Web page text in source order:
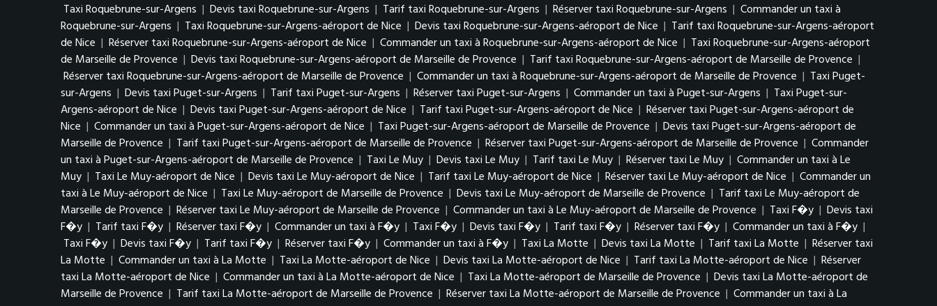
Taxi Roquebrune-sur-Argens | Devis taxi Roquebrune-sur-Argens | Tarif taxi Roquebrune-sur-Argens | Réserver taxi Roquebrune-sur-Argens | Commander un taxi à
Roquebrune-sur-Argens | Taxi Roquebrune-sur-Argens-aéroport de Nice | Devis taxi Roquebrune-sur-Argens-aéroport de Nice | Tarif taxi Roquebrune-sur-Argens-aéroport
de Nice | Réserver taxi Roquebrune-sur-Argens-aéroport de Nice | Commander un taxi à Roquebrune-sur-Argens-aéroport de Nice | Taxi Roquebrune-sur-Argens-aéroport
de Marseille de Provence | Devis taxi Roquebrune-sur-Argens-aéroport de Marseille de Provence | Tarif taxi Roquebrune-sur-Argens-aéroport de Marseille de Provence |
Réserver taxi Roquebrune-sur-Argens-aéroport de Marseille de Provence | Commander un taxi à Roquebrune-sur-Argens-aéroport de Marseille de Provence | Taxi Puget-
sur-Argens | Devis taxi Puget-sur-Argens | Tarif taxi Puget-sur-Argens | Réserver taxi Puget-sur-Argens | Commander un taxi à Puget-sur-Argens | Taxi Puget-sur-
Argens-aéroport de Nice | Devis taxi Puget-sur-Argens-aéroport de Nice | Tarif taxi Puget-sur-Argens-aéroport de Nice | Réserver taxi Puget-sur-Argens-aéroport de
Nice | Commander un taxi à Puget-sur-Argens-aéroport de Nice | Taxi Puget-sur-Argens-aéroport de Marseille de Provence | Devis taxi Puget-sur-Argens-aéroport de
Marseille de Provence | Tarif taxi Puget-sur-Argens-aéroport de Marseille de Provence | Réserver taxi Puget-sur-Argens-aéroport de Marseille de Provence | Commander
un taxi à Puget-sur-Argens-aéroport de Marseille de Provence | Taxi Le Muy | Devis taxi Le Muy | Tarif taxi Le Muy | Réserver taxi Le Muy | Commander un taxi à Le
Muy | Taxi Le Muy-aéroport de Nice | Devis taxi Le Muy-aéroport de Nice | Tarif taxi Le Muy-aéroport de Nice | Réserver taxi Le Muy-aéroport de Nice | Commander un
taxi à Le Muy-aéroport de Nice | Taxi Le Muy-aéroport de Marseille de Provence | Devis taxi Le Muy-aéroport de Marseille de Provence | Tarif taxi Le Muy-aéroport de
Marseille de Provence | Réserver taxi Le Muy-aéroport de Marseille de Provence | Commander un taxi à Le Muy-aéroport de Marseille de Provence | Taxi F�y | Devis taxi
F�y | Tarif taxi F�y | Réserver taxi F�y | Commander un taxi à F�y | Taxi F�y | Devis taxi F�y | Tarif taxi F�y | Réserver taxi F�y | Commander un taxi à F�y |
Taxi F�y | Devis taxi F�y | Tarif taxi F�y | Réserver taxi F�y | Commander un taxi à F�y | Taxi La Motte | Devis taxi La Motte | Tarif taxi La Motte | Réserver taxi
La Motte | Commander un taxi à La Motte | Taxi La Motte-aéroport de Nice | Devis taxi La Motte-aéroport de Nice | Tarif taxi La Motte-aéroport de Nice | Réserver
taxi La Motte-aéroport de Nice | Commander un taxi à La Motte-aéroport de Nice | Taxi La Motte-aéroport de Marseille de Provence | Devis taxi La Motte-aéroport de
Marseille de Provence | Tarif taxi La Motte-aéroport de Marseille de Provence | Réserver taxi La Motte-aéroport de Marseille de Provence | Commander un taxi à La